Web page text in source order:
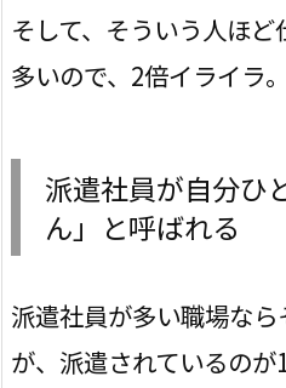
そして、そういう人ほ
多いので、2倍イライラ。
派遣社員が自分ひ
ん」と呼ばれる
派遣社員が多い職場な
が、派遣されているの